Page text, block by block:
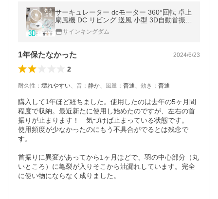
サーキュレーター dcモーター 360°回転 卓上
扇風機 DC リビング 送風 小型 3D自動首振り
タイマー 空気循環 梅雨 衣類乾燥 冷房 換気
回転 省エネ
サインキングダム
1年保たなかった 2024/6/23
2
耐久性 ： 壊れやすい、 音 ： 静か、 風量 ： 普通、 効き ： 普通
購入して1年ほど経ちました。使用したのは去年の5ヶ月間
程度で収納。最近新たに使用し始めたのですが、左右の首
振りが止まります！　気づけば止まっている状態です。
使用頻度が少なかったのにもう不具合がでるとは残念で
す。
首振りに異変があってから1ヶ月ほどで、羽の中心部分（丸
いところ）に亀裂が入りそこから油漏れしています。完全
に使い物にならなく成りました。